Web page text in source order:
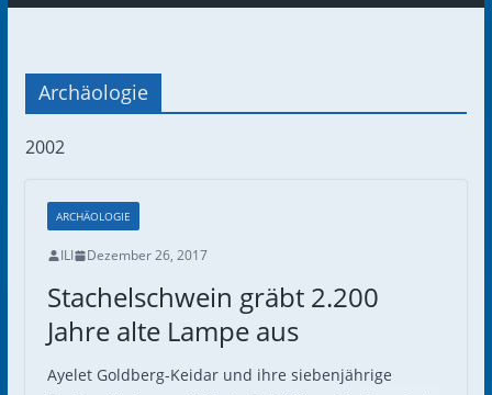
Archäologie
2002
ARCHÄOLOGIE
ILI Dezember 26, 2017
Stachelschwein gräbt 2.200
Jahre alte Lampe aus
Ayelet Goldberg-Keidar und ihre siebenjährige